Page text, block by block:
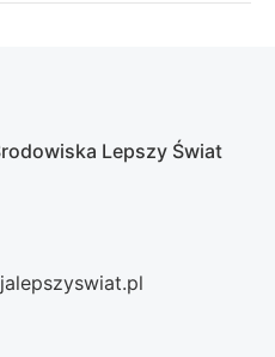
Lepszy Świat